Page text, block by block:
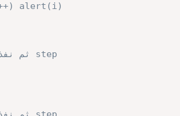
alert(i)
// if condition → نفذ body ثم نفذ step